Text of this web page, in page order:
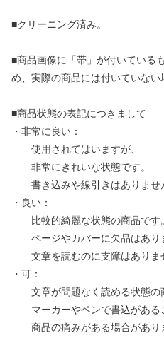
■クリーニング済み。
■商品画像に「帯」が付いている
め、実際の商品には付いていない
■商品状態の表記につきまして
・非常に良い：
使用されてはいますが、
非常にきれいな状態です。
書き込みや線引きはありませ
・良い：
比較的綺麗な状態の商品です。
ページやカバーに欠品はあり
文章を読むのに支障はありま
・可：
文章が問題なく読める状態の
マーカーやペンで書込がある
商品の痛みがある場合があり